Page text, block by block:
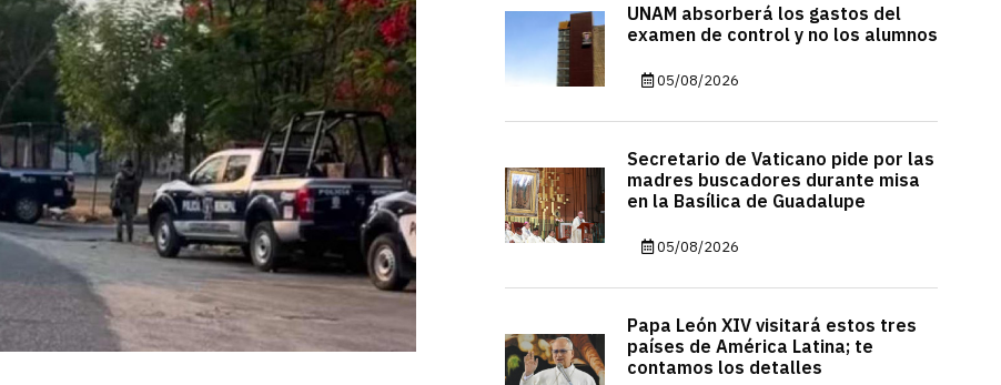
UNAM absorberá los gastos del
examen de control y no los alumnos
05/08/2026
Secretario de Vaticano pide por las
madres buscadores durante misa
en la Basílica de Guadalupe
05/08/2026
Papa León XIV visitará estos tres
países de América Latina; te
contamos los detalles